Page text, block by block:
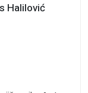
Halilović